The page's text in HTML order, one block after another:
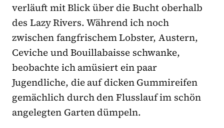
verläuft mit Blick über die Bucht oberhalb
des Lazy Rivers. Während ich noch
zwischen fangfrischem Lobster, Austern,
Ceviche und Bouillabaisse schwanke,
beobachte ich amüsiert ein paar
Jugendliche, die auf dicken Gummireifen
gemächlich durch den Flusslauf im schön
angelegten Garten dümpeln.